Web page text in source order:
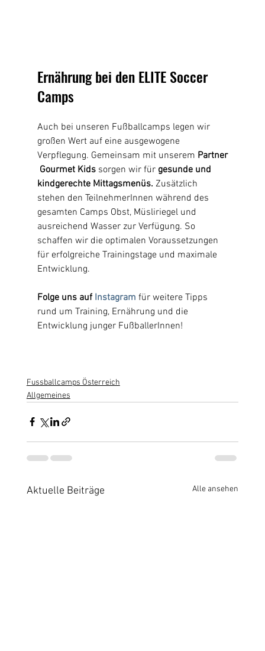
Ernährung bei den ELITE Soccer
Camps
Auch bei unseren Fußballcamps legen wir
großen Wert auf eine ausgewogene
Verpflegung. Gemeinsam mit unserem Partner
Gourmet Kids sorgen wir für gesunde und
kindgerechte Mittagsmenüs. Zusätzlich
stehen den TeilnehmerInnen während des
gesamten Camps Obst, Müsliriegel und
ausreichend Wasser zur Verfügung. So
schaffen wir die optimalen Voraussetzungen
für erfolgreiche Trainingstage und maximale
Entwicklung.
Folge uns auf Instagram für weitere Tipps
rund um Training, Ernährung und die
Entwicklung junger FußballerInnen!
Fussballcamps Österreich
Allgemeines
Aktuelle Beiträge Alle ansehen